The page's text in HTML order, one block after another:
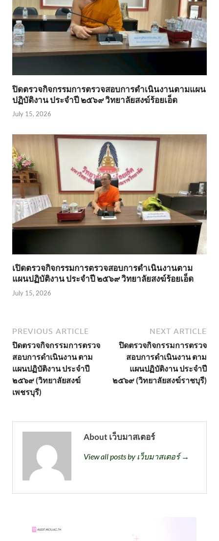
ปิดตรวจกิจกรรมการตรวจสอบการดำเนินงานตามแผน
ปฏิบัติงาน ประจำปี ๒๕๖๙ วิทยาลัยสงฆ์ร้อยเอ็ด
July 15, 2026
เปิดตรวจกิจกรรมการตรวจสอบการดำเนินงานตาม
แผนปฏิบัติงาน ประจำปี ๒๕๖๙ วิทยาลัยสงฆ์ร้อยเอ็ด
July 15, 2026
PREVIOUS ARTICLE
ปิดตรวจกิจกรรมการตรวจ
สอบการดำเนินงาน ตาม
แผนปฏิบัติงาน ประจำปี
๒๕๖๙ (วิทยาลัยสงฆ์
เพชรบุรี)
NEXT ARTICLE
ปิดตรวจกิจกรรมการตรวจ
สอบการดำเนินงาน ตาม
แผนปฏิบัติงาน ประจำปี
๒๕๖๙ (วิทยาลัยสงฆ์ราชบุรี)
About เว็บมาสเตอร์
View all posts by เว็บมาสเตอร์ →